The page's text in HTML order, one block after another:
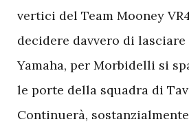
vertici del Team Mooney
decidere davvero di
Yamaha, per Morbidelli si
le porte della squadra di
Continuerà,